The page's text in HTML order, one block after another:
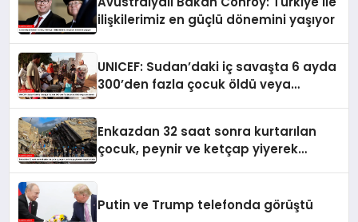
ilişkilerimiz en güçlü dönemini yaşıyor
UNICEF: Sudan’daki iç savaşta 6 ayda
300’den fazla çocuk öldü veya
Enkazdan 32 saat sonra kurtarılan
çocuk, peynir ve ketçap yiyerek
Putin ve Trump telefonda görüştü